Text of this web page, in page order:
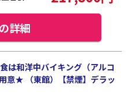
詳細
は和洋中バイキング（アルコ
意★ （東館）【禁煙】デラッ